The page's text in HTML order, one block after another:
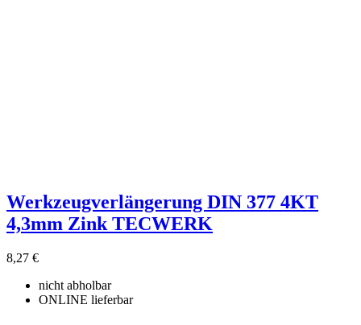
Werkzeugverlängerung DIN 377 4KT
4,3mm Zink TECWERK
8,27 €
nicht abholbar
ONLINE lieferbar